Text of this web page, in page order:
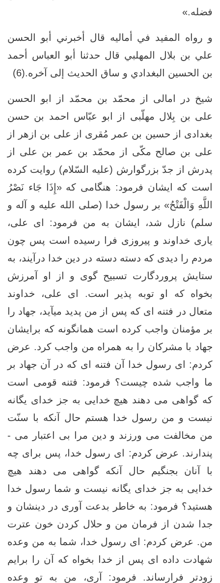
فضله.»
و رواه المفيد في أماليه قال أخبرني أبو الحسن
علي بن بلال المهلبي قال حدثنا أبو العباس أحمد
بن الحسين البغدادي و ساق الحديث إلى آخره.(6)
شیخ در امالی از محمّد بن محمّد از ابو الحسن
علی بن بِلال مهلّبی از ابو عبّاس احمد بن حسن
بغدادی از حسین بن عمر مُقری از علی بن ازهر از
علی بن صالح مکّی از محمّد بن عمر بن علی از
پدرش از جدّ بزرگوارش (علیه السّلام) روایت کرده
است که ایشان فرمود: هنگامی که «إِذَا جَاء نَصْرُ
اللَّهِ وَالْفَتْحُ» بر رسول خدا (صلی الله علیه و آله و
سلم) نازل شد، ایشان به من فرمود: ای علی،
یاری خداوند و پیروزی فرا رسیده است پس چون
مردم را دیدی که دسته دسته در دین خدا درآیند، به
ستایش پروردگارت تسبیح گوی و از او آمرزش
بخواه که او توبه پذیر است. ای علی، خداوند
متعال در فتنه ­ای که پس از من پدید می­آید، جهاد را
بر مؤمنان واجب کرده است همانگونه که برایشان
جهاد با مشرکان را به همراه من واجب کرد. عرض
کردم: ای رسول خدا آن فتنه ­ای که در آن جهاد بر
ما واجب شده چیست؟ فرمود: فتنه قومی است
که گواهی می­ دهند هیچ خدایی به جز خدای یگانه
نیست و من رسول خدا هستم حال آنکه با سنّت
من مخالفت می ورزند و دین مرا بی ­اعتبار می ­
پندارند. عرض کردم: ای رسول خدا، پس برای چه
با آنان بجنگیم حال آنکه گواهی می­ دهند هیچ
خدایی به جز خدای یگانه نیست و شما رسول خدا
هستید؟ فرمود: به خاطر بدعت آوری در دینشان و
جدا شدن از فرمان من و حلال کردن خون عترت
من. عرض کردم: ای رسول خدا، شما به من وعده
شهادت داده ­ای پس از خدا بخواه که آن را برایم
زودتر فرارساند. فرمود: آری، من به تو وعده